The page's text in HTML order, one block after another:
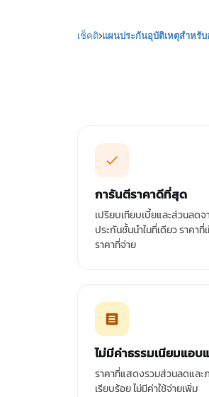
เช็คดิ แผนประกันอุบัติเหตุสำหรับ
การันตีราคาดีที่สุด
เปรียบเทียบเบี้ยและส่วนลด
ประกันชั้นนำในที่เดียว ราคาที่
ราคาที่จ่าย
ไม่มีค่าธรรมเนียมแอบ
ราคาที่แสดงรวมส่วนลดและ
เรียบร้อย ไม่มีค่าใช้จ่ายเพิ่ม